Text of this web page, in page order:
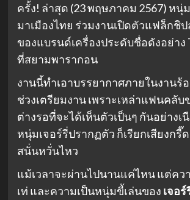
ครั้ง! ล่าสุด (23 พฤษภาคม 2567) หนุ่
มาเมืองไทย ร่วมงานเปิดตัวแฟล็กชิ
ของแบรนด์เครื่องประดับชื่อดังอย่าง
ที่สยามพารากอน
งานนี้ทำเอาบรรยากาศภายในงานร้
ช่วงเตรียมงาน เพราะเหล่าแฟนคลับ
ต่างรอที่จะได้เห็นตัวเป็นๆ กันอย่างเ
หนุ่มเจอร์รี่ปรากฏตัว ก็เรียกเสียงกรี๊
สนั่นหวั่นไหว
แม้เวลาจะผ่านไปนานแค่ไหน แต่คว
เท่ และความเป็นหนุ่มขี้เล่นของ เจอร์